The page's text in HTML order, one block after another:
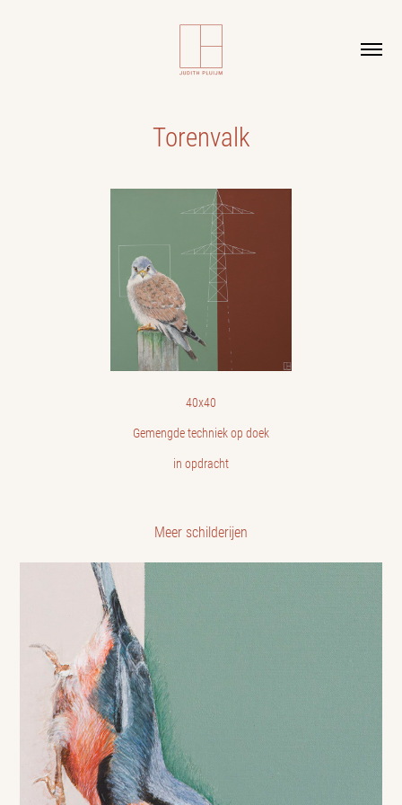
Torenvalk
40x40
Gemengde techniek op doek
in opdracht
Meer schilderijen